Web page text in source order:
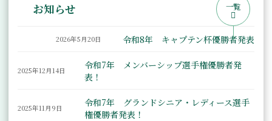
お知らせ 一覧
令和8年 キャプテン杯優勝者発表
2026年5月20日
令和7年 メンバーシップ選手権優勝者発
表！
2025年12月14日
令和7年 グランドシニア・レディース選手
権優勝者発表！
2025年11月9日